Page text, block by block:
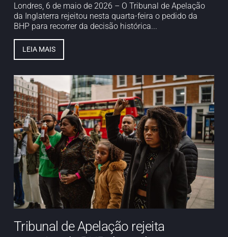
Londres, 6 de maio de 2026 – O Tribunal de Apelação
da Inglaterra rejeitou nesta quarta-feira o pedido da
BHP para recorrer da decisão histórica...
LEIA MAIS
Tribunal de Apelação rejeita